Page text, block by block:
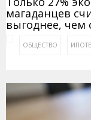
магаданцев
выгоднее, чем
ОБЩЕСТВО